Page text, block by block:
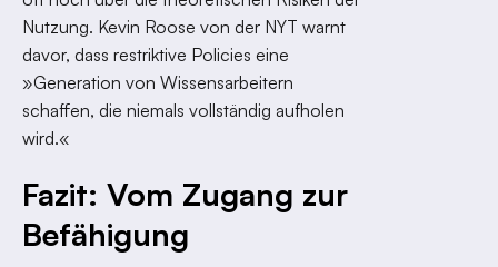
Nutzung. Kevin Roose von der NYT warnt
davor, dass restriktive Policies eine
»Generation von Wissensarbeitern
schaffen, die niemals vollständig aufholen
wird.«
Fazit: Vom Zugang zur
Befähigung